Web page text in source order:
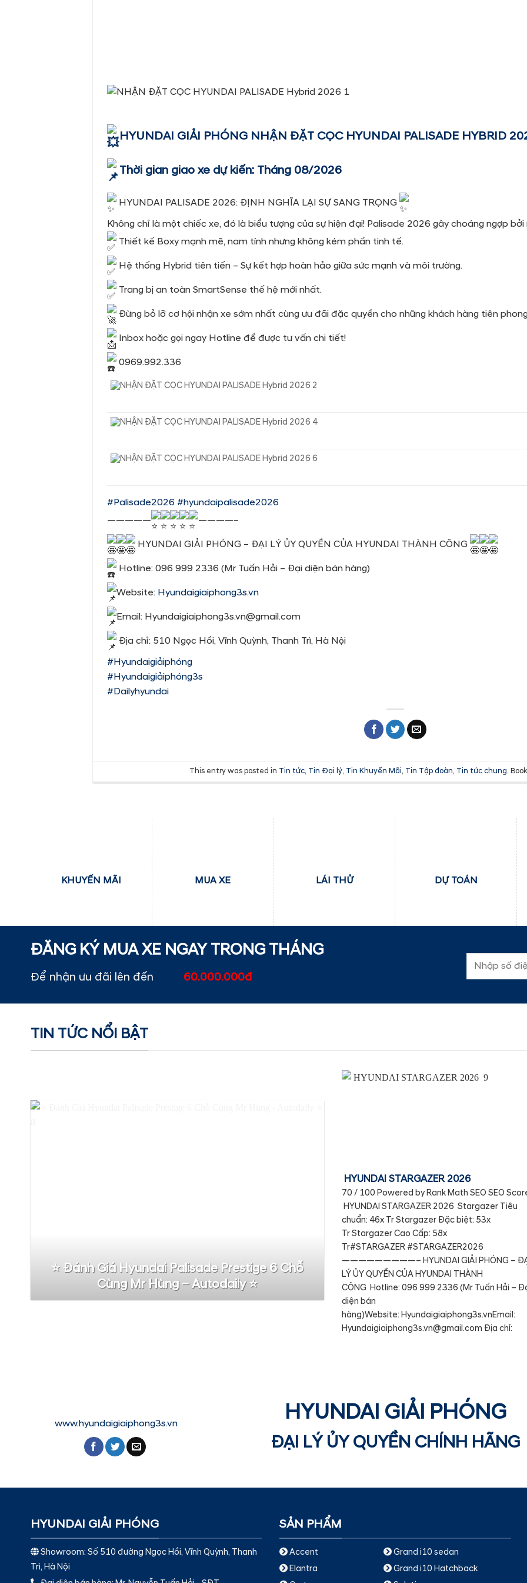
HYUNDAI GIẢI PHÓNG NHẬN ĐẶT CỌC HYUNDAI PALISADE HYBRID
Thời gian giao xe dự kiến: Tháng 08/2026
HYUNDAI PALISADE 2026: ĐỊNH NGHĨA LẠI SỰ SANG TRỌNG
Không chỉ là một chiếc xe, đó là biểu tượng của sự hiện đại! Palisade 2026 gây choáng ngợp
Thiết kế Boxy mạnh mẽ, nam tính nhưng không kém phần tinh tế.
Hệ thống Hybrid tiên tiến – Sự kết hợp hoàn hảo giữa sức mạnh và môi trường.
Trang bị an toàn SmartSense thế hệ mới nhất.
Đừng bỏ lỡ cơ hội nhận xe sớm nhất cùng ưu đãi đặc quyền cho những khách hàng tiên
Inbox hoặc gọi ngay Hotline để được tư vấn chi tiết!
0969.992.336
#Palisade2026 #hyundaipalisade2026
—————
————–
HYUNDAI GIẢI PHÓNG – ĐẠI LÝ ỦY QUYỀN CỦA HYUNDAI THÀNH CÔNG
Hotline: 096 999 2336 (Mr Tuấn Hải – Đại diện bán hàng)
Website: Hyundaigiaiphong3s.vn
Email: Hyundaigiaiphong3s.vn@gmail.com
Địa chỉ: 510 Ngọc Hồi, Vĩnh Quỳnh, Thanh Trì, Hà Nội
#Hyundaigiảiphóng
#Hyundaigiảiphóng3s
#Dailyhyundai
This entry was posted in Tin tức, Tin Đại lý, Tin Khuyến Mãi, Tin Tập đoàn, Tin tức chung.
KHUYẾN MÃI MUA XE LÁI THỬ DỰ TOÁN
ĐĂNG KÝ MUA XE NGAY TRONG THÁNG
Để nhận ưu đãi lên đến 60.000.000đ
TIN TỨC NỔI BẬT
⭐️ Đánh Giá Hyundai Palisade Prestige 6 Chỗ
Cùng Mr Hùng – Autodaily ⭐️
HYUNDAI STARGAZER 2026
70 / 100 Powered by Rank Math SEO SEO
HYUNDAI STARGAZER 2026 Stargazer Tiêu
chuẩn: 46x Tr Stargazer Đặc biệt: 53x
Tr Stargazer Cao Cấp: 58x
Tr#STARGAZER #STARGAZER2026
—————————– HYUNDAI GIẢI PHÓNG –
LÝ ỦY QUYỀN CỦA HYUNDAI THÀNH
CÔNG Hotline: 096 999 2336 (Mr Tuấn Hải –
diện bán
hàng)Website: Hyundaigiaiphong3s.vnEmail:
Hyundaigiaiphong3s.vn@gmail.com Địa chỉ:
www.hyundaigiaiphong3s.vn HYUNDAI GIẢI PHÓNG
ĐẠI LÝ ỦY QUYỀN CHÍNH HÃNG
HYUNDAI GIẢI PHÓNG
Showroom: Số 510 đường Ngọc Hồi, Vĩnh Quỳnh, Thanh
Trì, Hà Nội
SẢN PHẨM
Accent
Elantra
Grand i10 sedan
Grand i10 Hatchback